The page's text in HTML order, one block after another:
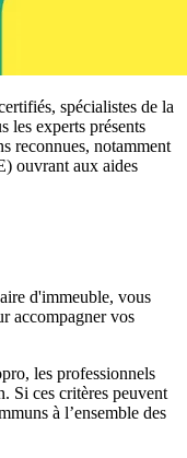
spécialistes de la
les experts présents
reconnues, notamment
ouvrant aux aides
d'immeuble, vous
accompagner vos
les professionnels
Si ces critères peuvent
à l’ensemble des